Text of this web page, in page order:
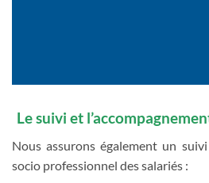
Le suivi et
Nous assurons également un
socio professionnel des salariés :